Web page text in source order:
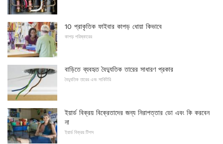
10 প্রাকৃতিক ফাইবার কাপড় ধোয়া কিভাবে
কাপড় পরিষ্কারের
বাড়িতে ব্যবহৃত বৈদ্যুতিক তারের সাধারণ প্রকার
বৈদ্যুতিক তারের এবং সার্কিটরি
ইয়ার্ড বিক্রয় বিক্রেতাদের জন্য নিরাপত্তার ডো এবং কি করবেন
না
ইয়ার্ড বিক্রয় টিপস